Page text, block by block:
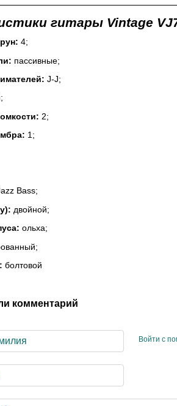
гитары Vintage
4;
пассивные;
J-J;
2;
1;
Bass;
двойной;
ольха;
болтовой
комментарий
Войти с